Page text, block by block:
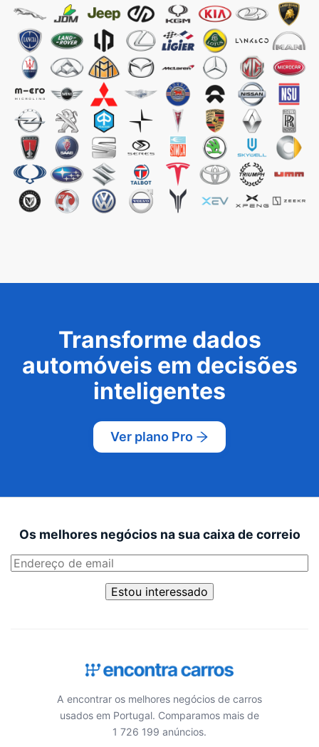
Transforme dados
automóveis em decisões
inteligentes
Ver plano Pro
Os melhores negócios na sua caixa de correio
Estou interessado
A encontrar os melhores negócios de carros
usados em Portugal. Comparamos mais de
1 726 199 anúncios.